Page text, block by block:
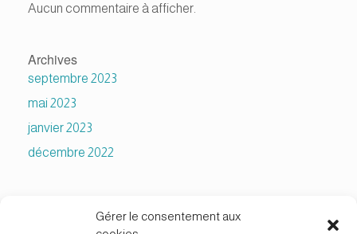
Gérer le consentement aux
Aucun commentaire à afficher.
Archives
septembre 2023
mai 2023
janvier 2023
décembre 2022